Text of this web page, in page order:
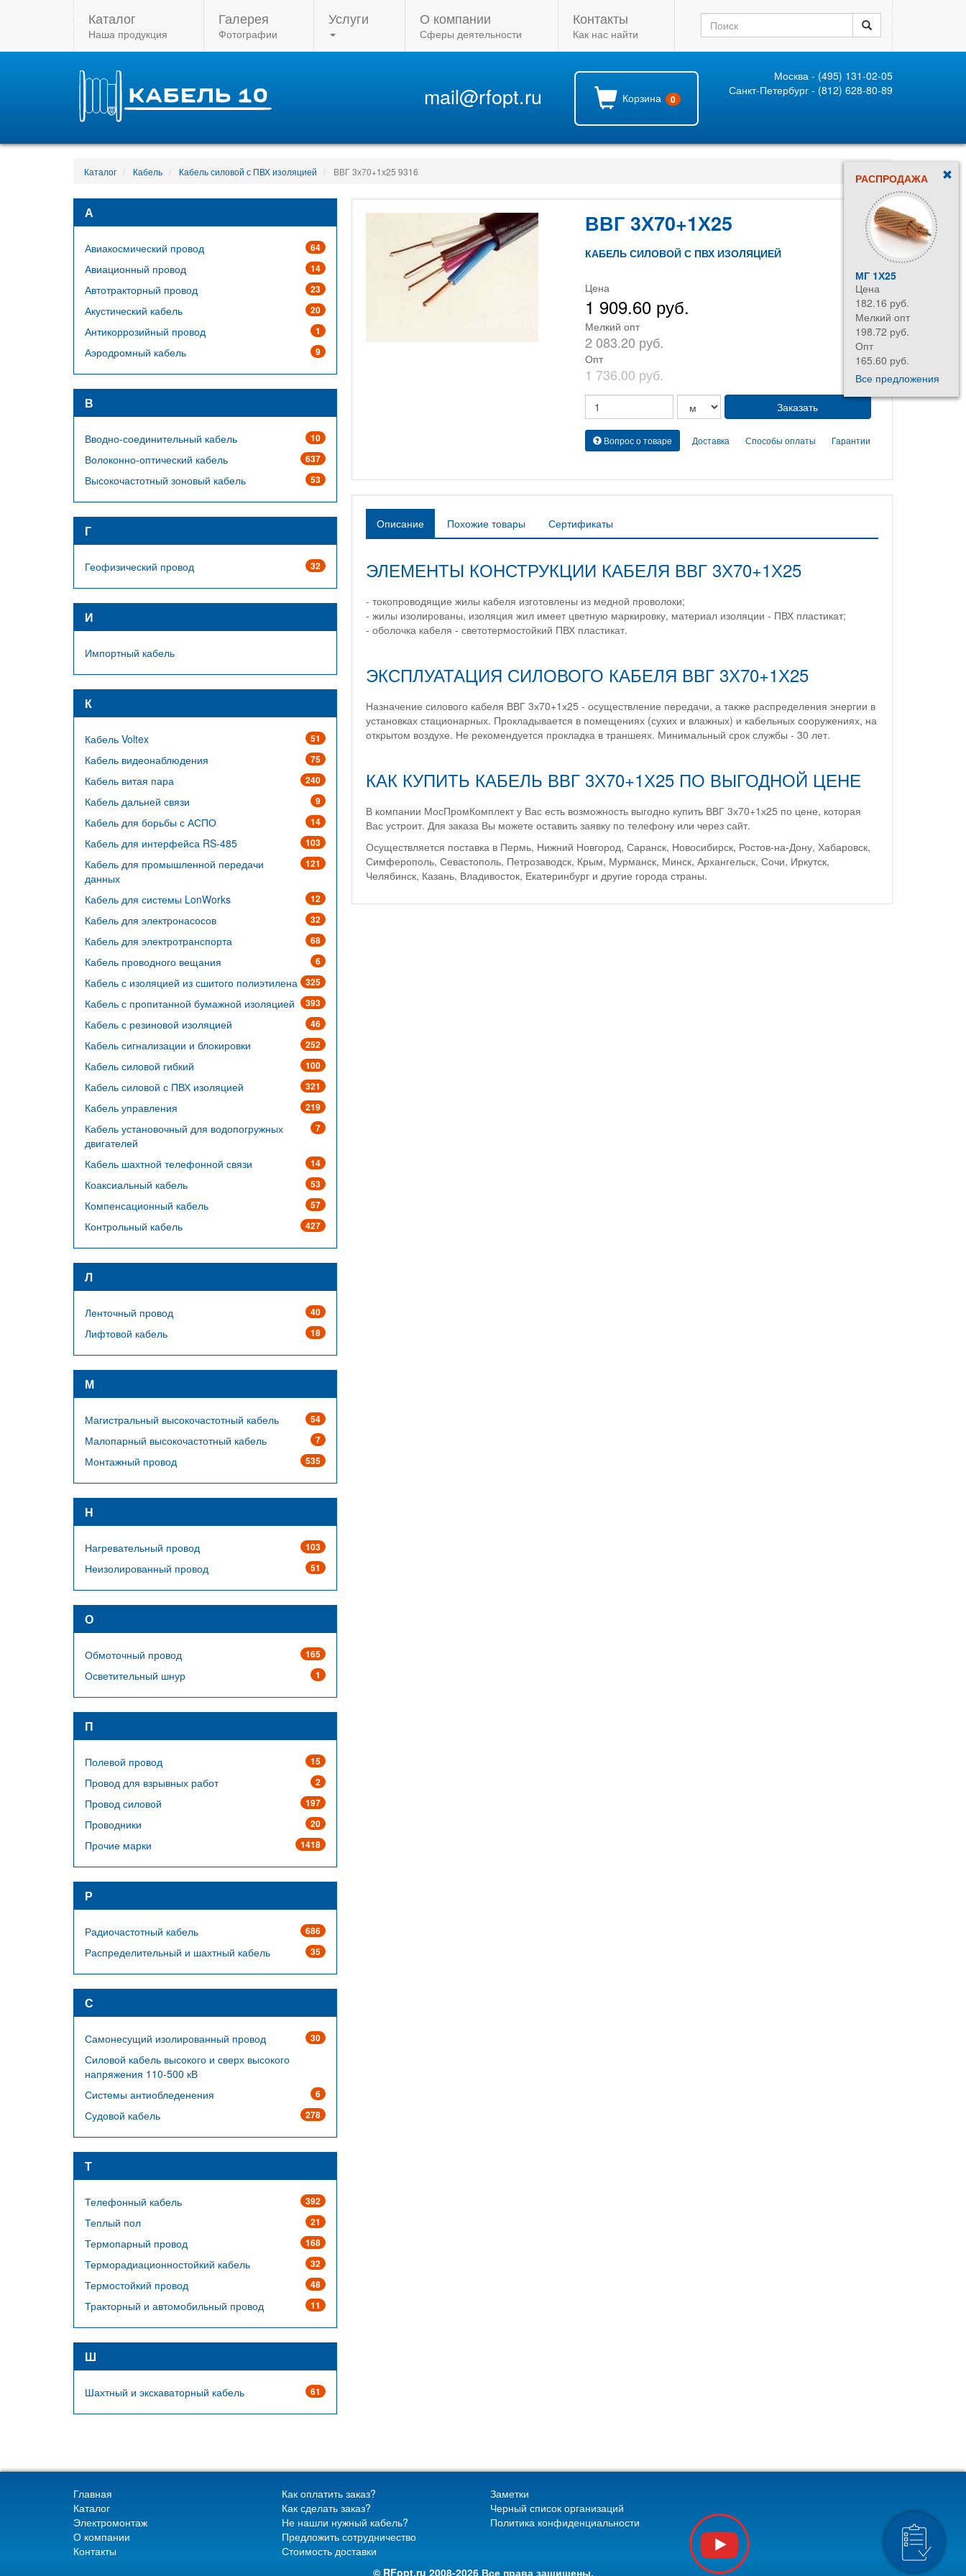
Каталог
Наша продукция
Галерея
Фотографии
Услуги О компании
Сферы деятельности
Контакты
Как нас найти
mail@rfopt.ru Корзина 0
Москва - (495) 131-02-05
Санкт-Петербург - (812) 628-80-89
РАСПРОДАЖА
МГ 1Х25
Цена
182.16 руб.
Мелкий опт
198.72 руб.
Опт
165.60 руб.
Все предложения
Каталог Кабель Кабель силовой с ПВХ изоляцией ВВГ 3х70+1х25 9316
А
64
Авиакосмический провод
14
Авиационный провод
23
Автотракторный провод
20
Акустический кабель
1
Антикоррозийный провод
9
Аэродромный кабель
В
10
Вводно-соединительный кабель
637
Волоконно-оптический кабель
53
Высокочастотный зоновый кабель
Г
32
Геофизический провод
И
Импортный кабель
К
51
Кабель Voltex
75
Кабель видеонаблюдения
240
Кабель витая пара
9
Кабель дальней связи
14
Кабель для борьбы с АСПО
103
Кабель для интерфейса RS-485
121
Кабель для промышленной передачи
данных
12
Кабель для системы LonWorks
32
Кабель для электронасосов
68
Кабель для электротранспорта
6
Кабель проводного вещания
325
Кабель с изоляцией из сшитого полиэтилена
393
Кабель с пропитанной бумажной изоляцией
46
Кабель с резиновой изоляцией
252
Кабель сигнализации и блокировки
100
Кабель силовой гибкий
321
Кабель силовой с ПВХ изоляцией
219
Кабель управления
7
Кабель установочный для водопогружных
двигателей
14
Кабель шахтной телефонной связи
53
Коаксиальный кабель
57
Компенсационный кабель
427
Контрольный кабель
Л
40
Ленточный провод
18
Лифтовой кабель
М
54
Магистральный высокочастотный кабель
7
Малопарный высокочастотный кабель
535
Монтажный провод
Н
103
Нагревательный провод
51
Неизолированный провод
О
165
Обмоточный провод
1
Осветительный шнур
П
15
Полевой провод
2
Провод для взрывных работ
197
Провод силовой
20
Проводники
1418
Прочие марки
Р
686
Радиочастотный кабель
35
Распределительный и шахтный кабель
С
30
Самонесущий изолированный провод
Силовой кабель высокого и сверх высокого
напряжения 110-500 кВ
6
Системы антиобледенения
278
Судовой кабель
Т
392
Телефонный кабель
21
Теплый пол
168
Термопарный провод
32
Терморадиационностойкий кабель
48
Термостойкий провод
11
Тракторный и автомобильный провод
Ш
61
Шахтный и экскаваторный кабель
ВВГ 3Х70+1Х25
КАБЕЛЬ СИЛОВОЙ С ПВХ ИЗОЛЯЦИЕЙ
Цена
1 909.60 руб.
Мелкий опт
2 083.20 руб.
Опт
1 736.00 руб.
Вопрос о товаре Гарантии
Способы оплаты
Доставка
Описание Похожие товары Сертификаты
ЭЛЕМЕНТЫ КОНСТРУКЦИИ КАБЕЛЯ ВВГ 3Х70+1Х25
- токопроводящие жилы кабеля изготовлены из медной проволоки;
- жилы изолированы, изоляция жил имеет цветную маркировку, материал изоляции - ПВХ пластикат;
- оболочка кабеля - светотермостойкий ПВХ пластикат.
ЭКСПЛУАТАЦИЯ СИЛОВОГО КАБЕЛЯ ВВГ 3Х70+1Х25
Назначение силового кабеля ВВГ 3х70+1х25 - осуществление передачи, а также распределения энергии в
установках стационарных. Прокладывается в помещениях (сухих и влажных) и кабельных сооружениях, на
открытом воздухе. Не рекомендуется прокладка в траншеях. Минимальный срок службы - 30 лет.
КАК КУПИТЬ КАБЕЛЬ ВВГ 3Х70+1Х25 ПО ВЫГОДНОЙ ЦЕНЕ
В компании МосПромКомплект у Вас есть возможность выгодно купить ВВГ 3х70+1х25 по цене, которая
Вас устроит. Для заказа Вы можете оставить заявку по телефону или через сайт.
Осуществляется поставка в Пермь, Нижний Новгород, Саранск, Новосибирск, Ростов-на-Дону, Хабаровск,
Симферополь, Севастополь, Петрозаводск, Крым, Мурманск, Минск, Архангельск, Сочи, Иркутск,
Челябинск, Казань, Владивосток, Екатеринбург и другие города страны.
Главная
Каталог
Электромонтаж
О компании
Контакты
Как оплатить заказ?
Как сделать заказ?
Не нашли нужный кабель?
Предложить сотрудничество
Стоимость доставки
Заметки
Черный список организаций
Политика конфиденциальности
© RFopt.ru 2008-2026 Все права защищены.